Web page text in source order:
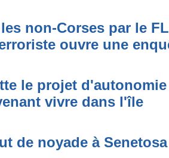
non-Corses par le
ouvre une
le projet
vivre dans l'île
de noyade à Senetosa